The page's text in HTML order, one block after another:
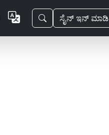
ಸೈನ್ ಇನ್ ಮಾಡಿ